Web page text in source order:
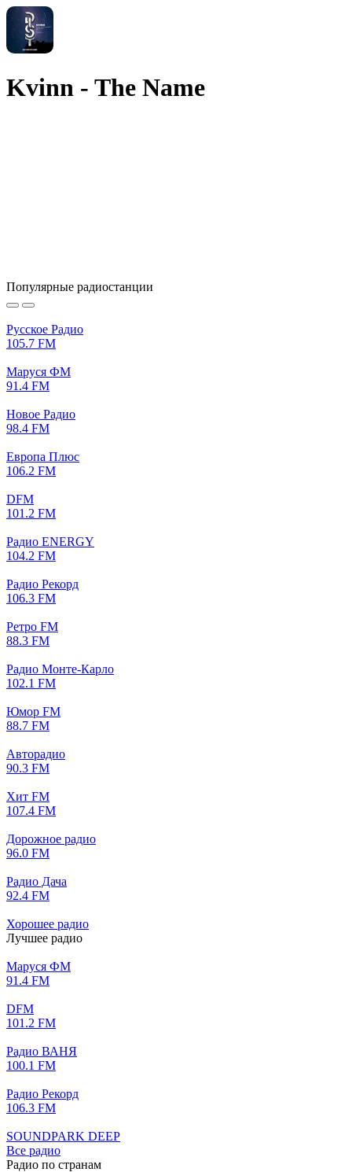
Kvinn - The Name
Популярные радиостанции
Русское Радио
105.7 FM
Маруся ФМ
91.4 FM
Новое Радио
98.4 FM
Европа Плюс
106.2 FM
DFM
101.2 FM
Радио ENERGY
104.2 FM
Радио Рекорд
106.3 FM
Ретро FM
88.3 FM
Радио Монте-Карло
102.1 FM
Юмор FM
88.7 FM
Авторадио
90.3 FM
Хит FM
107.4 FM
Дорожное радио
96.0 FM
Радио Дача
92.4 FM
Хорошее радио
Лучшее радио
Маруся ФМ
91.4 FM
DFM
101.2 FM
Радио ВАНЯ
100.1 FM
Радио Рекорд
106.3 FM
SOUNDPARK DEEP
Все радио
Радио по странам